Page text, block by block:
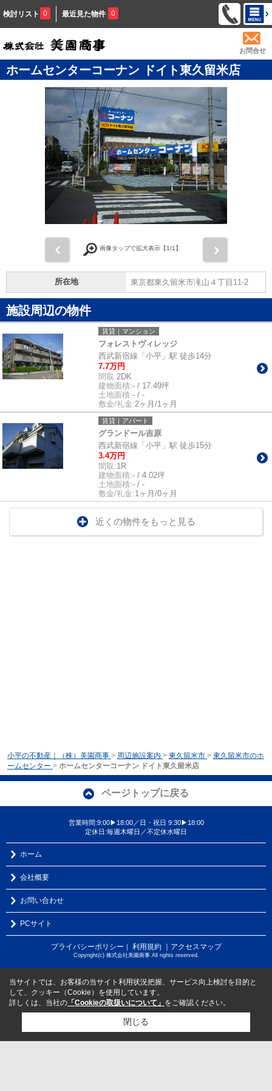
検討リスト 0 最近見た物件 0
お問合せ
ホームセンターコーナン ドイト東久留米店
画像タップで拡大表示【1/1】
所在地 東京都東久留米市滝山４丁目11-2
施設周辺の物件
賃貸｜マンション
フォレストヴィレッジ
西武新宿線「小平」駅 徒歩14分
7.7万円
間取:2DK
建物面積:- / 17.49坪
土地面積:- / -
敷金/礼金:2ヶ月/1ヶ月
賃貸｜アパート
グランドール吉原
西武新宿線「小平」駅 徒歩15分
3.4万円
間取:1R
建物面積:- / 4.02坪
土地面積:- / -
敷金/礼金:1ヶ月/0ヶ月
近くの物件をもっと見る
小平の不動産｜（株）美園商事 > 周辺施設案内 > 東久留米市 > 東久留米市のホ
ームセンター > ホームセンターコーナン ドイト東久留米店
ページトップに戻る
営業時間:9:00▶18:00／日・祝日 9:30▶18:00
定休日:毎週木曜日／不定休水曜日
ホーム
会社概要
お問い合わせ
PCサイト
プライバシーポリシー ｜ 利用規約 ｜アクセスマップ
Copyright(c) 株式会社美園商事 All rights reserved.
当サイトでは、お客様の当サイト利用状況把握、サービス向上検討を目的と
して、クッキー（Cookie）を使用しています。
詳しくは、当社の 「Cookieの取扱いについて」 をご確認ください。
閉じる